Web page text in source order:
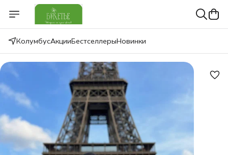
КолумбусАкцииБестселлерыНовинки